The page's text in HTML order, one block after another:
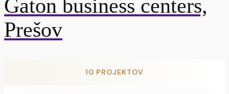
Gaton business centers,
Prešov
10 PROJEKTOV